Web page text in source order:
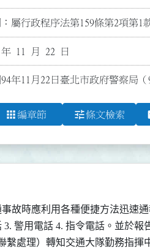
屬行政程序法第159條第2項第1
11 月 22 日
年11月22日臺北市政府警察局
apps 編章節 tune條文檢索
故時應利用各種便捷方法迅速
3. 警用電話 4. 指令電話。並於
聯繫處理）轉知交通大隊勤務指